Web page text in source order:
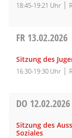
18:45-19:21 Uhr
FR 13.02.2026
Sitzung des
16:30-19:30 Uhr
DO 12.02.2026
Sitzung des
Soziales